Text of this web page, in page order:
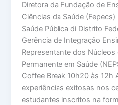
Diretora da Fundação de
Ciências da Saúde
Saúde Pública di Distrito
Gerência de Integração
Representante dos Núcleos
Permanente em Saúde
Coffee Break 10h20 às 12h
experiências exitosas nos
estudantes inscritos na